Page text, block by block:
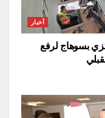
أخبار
بسوهاج لرفع